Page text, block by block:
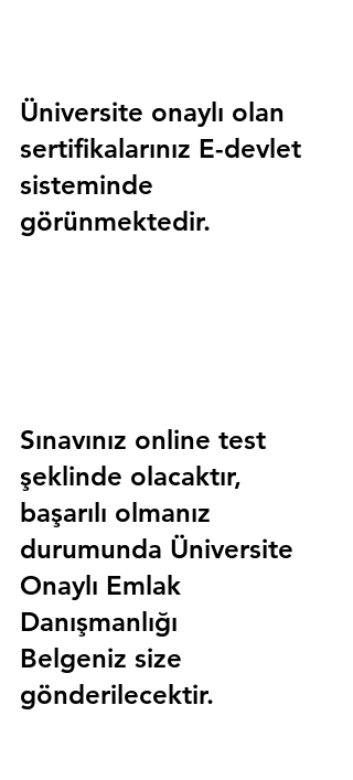
Üniversite onaylı olan
sertifikalarınız E-devlet
sisteminde
görünmektedir.
Sınavınız online test
şeklinde olacaktır,
başarılı olmanız
durumunda Üniversite
Onaylı Emlak
Danışmanlığı
Belgeniz size
gönderilecektir.